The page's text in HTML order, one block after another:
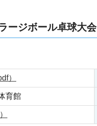
ージボール卓球大会
）
育館